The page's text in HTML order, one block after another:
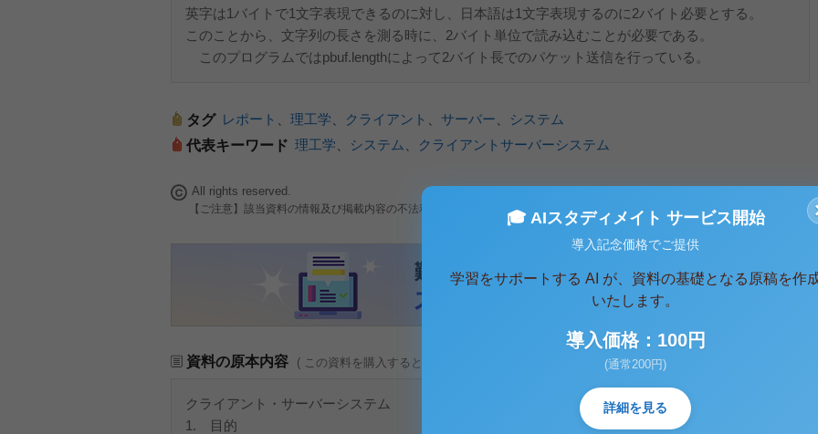
英字は1バイトで1文字表現できるのに対し、日本語は1文字表現するのに2バイト必要とする。
このことから、文字列の長さを測る時に、2バイト単位で読み込むことが必要である。
このプログラムではpbuf.lengthによって2バイト長でのパケット送信を行っている。
タグ レポート 理工学 クライアント サーバー
システム
代表キーワード 理工学 システム クライアントサーバーシステム
All rights reserved.
【ご注意】該当資料の情報及び掲載内容の不法利用、無断転載・配布は著作権法違反となります。
資料の原本内容 ( この資料を購入すると、テキストデータがみえます。 )
クライアント・サーバーシステム
1. 目的
🎓 AIスタディメイト サービス開始
導入記念価格でご提供
学習をサポートする AI が、資料の基礎となる原稿を作
いたします。
導入価格：100円
(通常200円)
詳細を見る